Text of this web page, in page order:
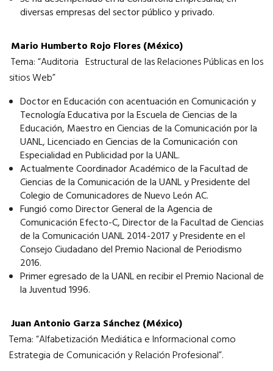
diversas empresas del sector público y privado.
Mario Humberto Rojo Flores (México)
Tema: “Auditoria Estructural de las Relaciones Públicas en los
sitios Web”
Doctor en Educación con acentuación en Comunicación y
Tecnología Educativa por la Escuela de Ciencias de la
Educación, Maestro en Ciencias de la Comunicación por la
UANL, Licenciado en Ciencias de la Comunicación con
Especialidad en Publicidad por la UANL.
Actualmente Coordinador Académico de la Facultad de
Ciencias de la Comunicación de la UANL y Presidente del
Colegio de Comunicadores de Nuevo León AC.
Fungió como Director General de la Agencia de
Comunicación Efecto-C, Director de la Facultad de Ciencias
de la Comunicación UANL 2014-2017 y Presidente en el
Consejo Ciudadano del Premio Nacional de Periodismo
2016.
Primer egresado de la UANL en recibir el Premio Nacional de
la Juventud 1996.
Juan Antonio Garza Sánchez (México)
Tema: “Alfabetización Mediática e Informacional como
Estrategia de Comunicación y Relación Profesional”.